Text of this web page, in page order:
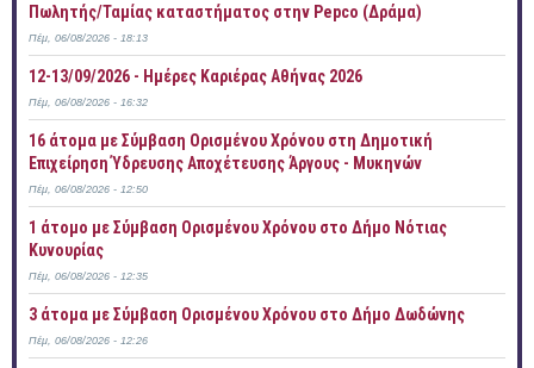
Πωλητής/Ταμίας καταστήματος στην Pepco (Δράμα)
Πέμ, 06/08/2026 - 18:13
12-13/09/2026 - Ημέρες Καριέρας Αθήνας 2026
Πέμ, 06/08/2026 - 16:32
16 άτομα με Σύμβαση Ορισμένου Χρόνου στη Δημοτική
Επιχείρηση Ύδρευσης Αποχέτευσης Άργους - Μυκηνών
Πέμ, 06/08/2026 - 12:50
1 άτομο με Σύμβαση Ορισμένου Χρόνου στο Δήμο Νότιας
Κυνουρίας
Πέμ, 06/08/2026 - 12:35
3 άτομα με Σύμβαση Ορισμένου Χρόνου στο Δήμο Δωδώνης
Πέμ, 06/08/2026 - 12:26